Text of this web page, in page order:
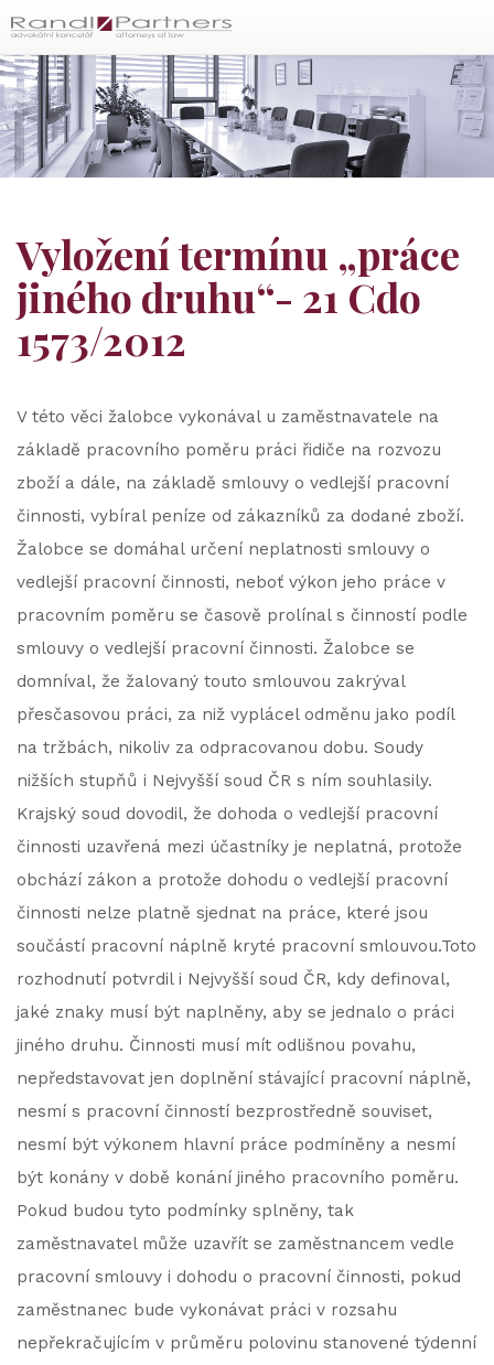
Vyložení termínu „práce
jiného druhu“- 21 Cdo
1573/2012
V této věci žalobce vykonával u zaměstnavatele na
základě pracovního poměru práci řidiče na rozvozu
zboží a dále, na základě smlouvy o vedlejší pracovní
činnosti, vybíral peníze od zákazníků za dodané zboží.
Žalobce se domáhal určení neplatnosti smlouvy o
vedlejší pracovní činnosti, neboť výkon jeho práce v
pracovním poměru se časově prolínal s činností podle
smlouvy o vedlejší pracovní činnosti. Žalobce se
domníval, že žalovaný touto smlouvou zakrýval
přesčasovou práci, za niž vyplácel odměnu jako podíl
na tržbách, nikoliv za odpracovanou dobu. Soudy
nižších stupňů i Nejvyšší soud ČR s ním souhlasily.
Krajský soud dovodil, že dohoda o vedlejší pracovní
činnosti uzavřená mezi účastníky je neplatná, protože
obchází zákon a protože dohodu o vedlejší pracovní
činnosti nelze platně sjednat na práce, které jsou
součástí pracovní náplně kryté pracovní smlouvou.Toto
rozhodnutí potvrdil i Nejvyšší soud ČR, kdy definoval,
jaké znaky musí být naplněny, aby se jednalo o práci
jiného druhu. Činnosti musí mít odlišnou povahu,
nepředstavovat jen doplnění stávající pracovní náplně,
nesmí s pracovní činností bezprostředně souviset,
nesmí být výkonem hlavní práce podmíněny a nesmí
být konány v době konání jiného pracovního poměru.
Pokud budou tyto podmínky splněny, tak
zaměstnavatel může uzavřít se zaměstnancem vedle
pracovní smlouvy i dohodu o pracovní činnosti, pokud
zaměstnanec bude vykonávat práci v rozsahu
nepřekračujícím v průměru polovinu stanovené týdenní
Čeština